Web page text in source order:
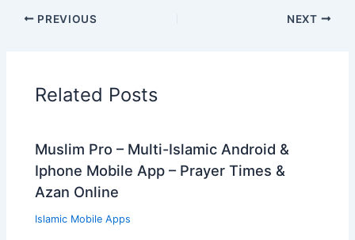
PREVIOUS NEXT
Related Posts
Muslim Pro – Multi-Islamic Android &
Iphone Mobile App – Prayer Times &
Azan Online
Islamic Mobile Apps